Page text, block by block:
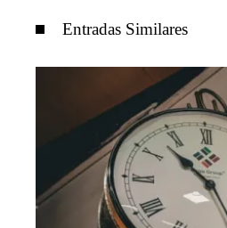
Entradas Similares